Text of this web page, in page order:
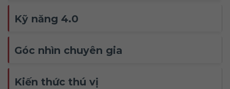
Kỹ năng 4.0
Góc nhìn chuyên gia
Kiến thức thú vị